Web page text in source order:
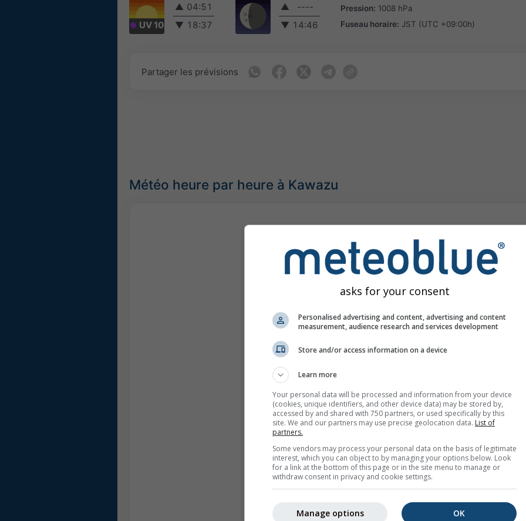
UV 10
▲ 04:51
▼ 18:37
▲
----
▼ 14:46
Pression: 1008 hPa
Fuseau horaire: JST (UTC +09:00h)
Partager les prévisions
Météo heure par heure à Kawazu
asks for your consent
Personalised advertising and content, advertising and content
measurement, audience research and services development
Store and/or access information on a device
Learn more
Your personal data will be processed and information from your device
(cookies, unique identifiers, and other device data) may be stored by,
accessed by and shared with 750 partners, or used specifically by this
site. We and our partners may use precise geolocation data. List of
partners.
Some vendors may process your personal data on the basis of legitimate
interest, which you can object to by managing your options below. Look
for a link at the bottom of this page or in the site menu to manage or
withdraw consent in privacy and cookie settings.
OK
Manage options